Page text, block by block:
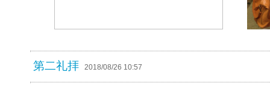
第二礼拝 2018/08/26 10:57